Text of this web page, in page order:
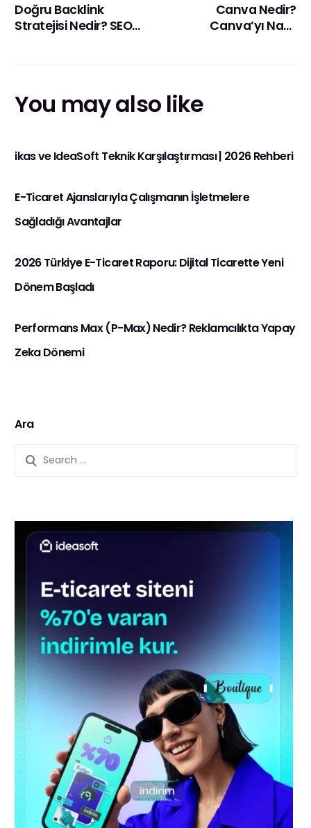
Doğru Backlink
Stratejisi Nedir? SEO
Canva Nedir?
Canva’yı Nasıl
You may also like
ikas ve IdeaSoft Teknik Karşılaştırması | 2026 Rehberi
E-Ticaret Ajanslarıyla Çalışmanın İşletmelere
Sağladığı Avantajlar
2026 Türkiye E-Ticaret Raporu: Dijital Ticarette Yeni
Dönem Başladı
Performans Max (P-Max) Nedir? Reklamcılıkta Yapay
Zeka Dönemi
Ara